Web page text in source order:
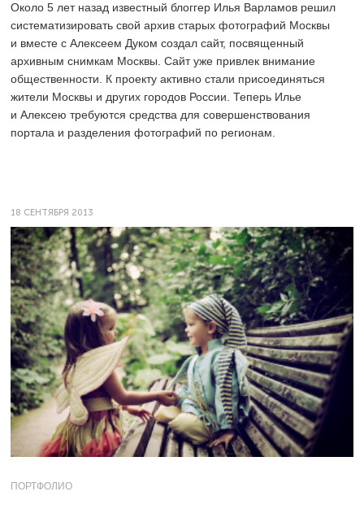
Около 5 лет назад известный блоггер Илья Варламов решил
систематизировать свой архив старых фотографий Москвы
и вместе с Алексеем Дуком создал сайт, посвященный
архивным снимкам Москвы. Сайт уже привлек внимание
общественности. К проекту активно стали присоединяться
жители Москвы и других городов России. Теперь Илье
и Алексею требуются средства для совершенствования
портала и разделения фотографий по регионам.
18 СЕНТЯБРЯ 2013
ПОРТФОЛИО